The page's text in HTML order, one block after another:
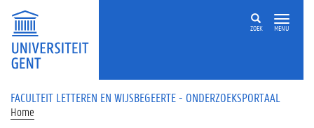
Overslaan en naar de inhoud gaan
ZOEK MENU
FACULTEIT LETTEREN EN WIJSBEGEERTE - ONDERZOEKSPORTAAL
Home